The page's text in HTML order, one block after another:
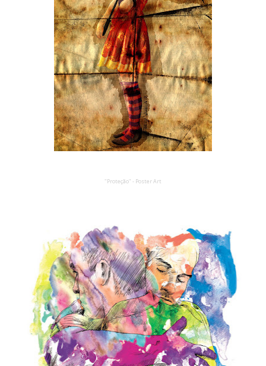
"Proteção" - Poster Art